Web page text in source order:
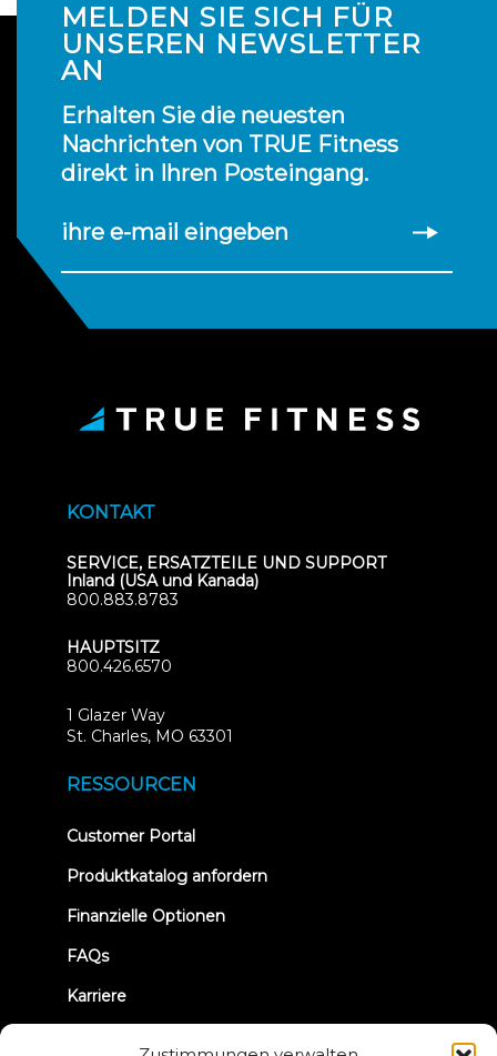
MELDEN SIE SICH FÜR
UNSEREN NEWSLETTER
AN
Erhalten Sie die neuesten
Nachrichten von TRUE Fitness
direkt in Ihren Posteingang.
ihre e-mail eingeben
KONTAKT
SERVICE, ERSATZTEILE UND SUPPORT
Inland (USA und Kanada)
800.883.8783
HAUPTSITZ
800.426.6570
1 Glazer Way
St. Charles, MO 63301
RESSOURCEN
Customer Portal(opens
new
Produktkatalog anfordern
Finanzielle Optionen
FAQs
Karriere